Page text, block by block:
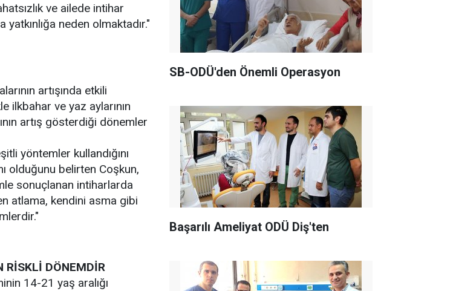
ve ailede intihar
neden olmaktadır."
artışında etkili
ilkbahar ve yaz aylarının
artış gösterdiği dönemler
yöntemler kullandığını
olduğunu belirten Coşkun,
sonuçlanan intiharlarda
atlama, kendini asma gibi
RİSKLİ DÖNEMDİR
14-21 yaş aralığı
SB-ODÜ'den Önemli Operasyon
Başarılı Ameliyat ODÜ Diş'ten